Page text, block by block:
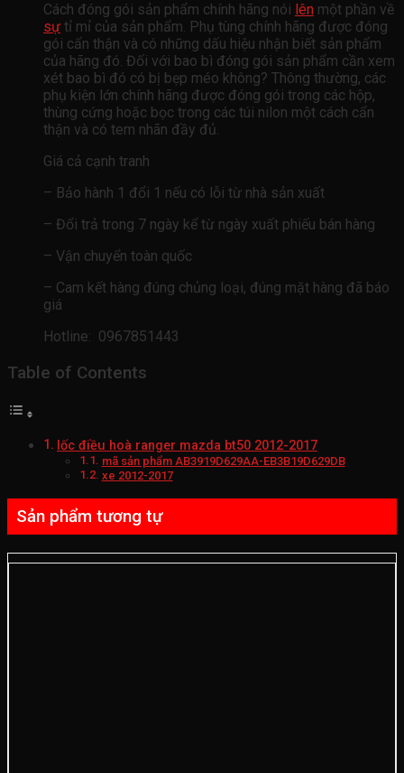
Cách đóng gói sản phẩm chính hãng nói lên một phần về
sự tỉ mỉ của sản phẩm. Phụ tùng chính hãng được đóng
gói cẩn thận và có những dấu hiệu nhận biết sản phẩm
của hãng đó. Đối với bao bì đóng gói sản phẩm cần xem
xét bao bì đó có bị bẹp méo không? Thông thường, các
phụ kiện lớn chính hãng được đóng gói trong các hộp,
thùng cứng hoặc bọc trong các túi nilon một cách cẩn
thận và có tem nhãn đầy đủ.
Giá cả cạnh tranh
– Bảo hành 1 đổi 1 nếu có lỗi từ nhà sản xuất
– Đổi trả trong 7 ngày kể từ ngày xuất phiếu bán hàng
– Vận chuyển toàn quốc
– Cam kết hàng đúng chủng loại, đúng mặt hàng đã báo
giá
Hotline: 0967851443
Table of Contents
lốc điều hoà ranger mazda bt50 2012-2017
mã sản phẩm AB3919D629AA-EB3B19D629DB
xe 2012-2017
Sản phẩm tương tự